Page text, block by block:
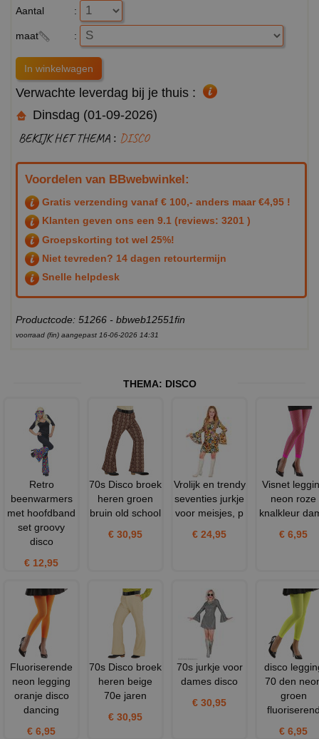
Aantal :
maat :
Verwachte leverdag bij je thuis :
Dinsdag (01-09-2026)
BEKIJK HET THEMA : DISCO
Voordelen van BBwebwinkel:
Gratis verzending vanaf € 100,- anders maar €4,95 !
Klanten geven ons een 9.1 (reviews: 3201 )
Groepskorting tot wel 25%!
Niet tevreden? 14 dagen retourtermijn
Snelle helpdesk
Productcode: 51266 - bbweb12551fin
voorraad (fin) aangepast 16-06-2026 14:31
THEMA: DISCO
Retro
beenwarmers
met hoofdband
set groovy
disco
€ 12,95
70s Disco broek
heren groen
bruin old school
€ 30,95
Vrolijk en trendy
seventies jurkje
voor meisjes, p
€ 24,95
Visnet
neon roze
knalkleur
€ 6,95
Fluoriserende
neon legging
oranje disco
dancing
€ 6,95
70s Disco broek
heren beige
70e jaren
€ 30,95
70s jurkje voor
dames disco
€ 30,95
disco
70 den
groen
€ 6,95